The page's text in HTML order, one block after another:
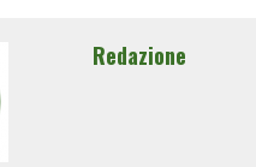
Redazione